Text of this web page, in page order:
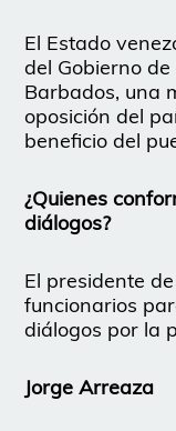
El Estado
del Gobierno
Barbados, una
oposición del
beneficio del
¿Quienes
diálogos?
El presidente
funcionarios
diálogos por la
Jorge Arreaza